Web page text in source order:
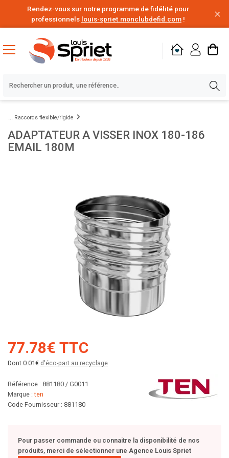
Rendez-vous sur notre programme de fidélité pour
professionnels louis-spriet.monclubdefid.com !
Raccords flexible/rigide
ADAPTATEUR A VISSER INOX 180-186
EMAIL 180M
77.78€ TTC
Dont 0.01€ d'éco-part au recyclage
Référence : 881180 / G0011
Marque :ten
Code Fournisseur : 881180
Pour passer commande ou connaitre la disponibilité de nos
produits, merci de sélectionner une Agence Louis Spriet